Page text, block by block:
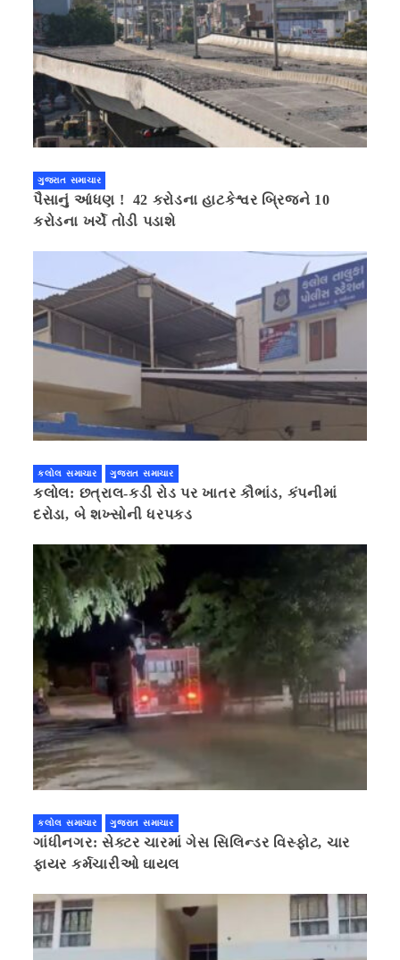
ગુજરાત સમાચાર
પૈસાનું આંધણ ! 42 કરોડના હાટકેશ્વર બ્રિજને 10
કરોડના ખર્ચે તોડી પડાશે
કલોલ સમાચાર ગુજરાત સમાચાર
કલોલ: છત્રાલ-કડી રોડ પર ખાતર કૌભાંડ, કંપનીમાં
દરોડા, બે શખ્સોની ધરપકડ
કલોલ સમાચાર ગુજરાત સમાચાર
ગાંધીનગર: સેક્ટર ચારમાં ગેસ સિલિન્ડર વિસ્ફોટ, ચાર
ફાયર કર્મચારીઓ ઘાયલ